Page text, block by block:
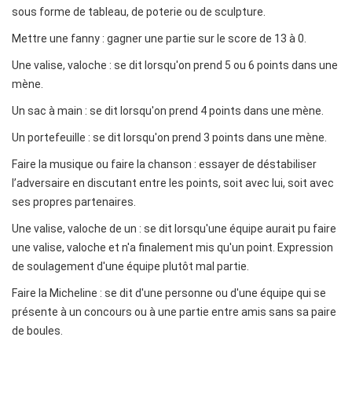
sous forme de tableau, de poterie ou de sculpture.
Mettre une fanny : gagner une partie sur le score de 13 à 0.
Une valise, valoche : se dit lorsqu'on prend 5 ou 6 points dans une
mène.
Un sac à main : se dit lorsqu'on prend 4 points dans une mène.
Un portefeuille : se dit lorsqu'on prend 3 points dans une mène.
Faire la musique ou faire la chanson : essayer de déstabiliser
l’adversaire en discutant entre les points, soit avec lui, soit avec
ses propres partenaires.
Une valise, valoche de un : se dit lorsqu'une équipe aurait pu faire
une valise, valoche et n'a finalement mis qu'un point. Expression
de soulagement d'une équipe plutôt mal partie.
Faire la Micheline : se dit d'une personne ou d'une équipe qui se
présente à un concours ou à une partie entre amis sans sa paire
de boules.